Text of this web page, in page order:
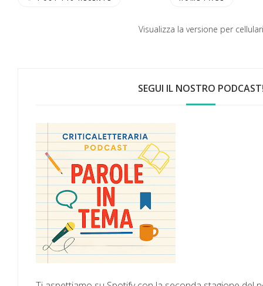
Visualizza la versione per cellulari
SEGUI IL NOSTRO